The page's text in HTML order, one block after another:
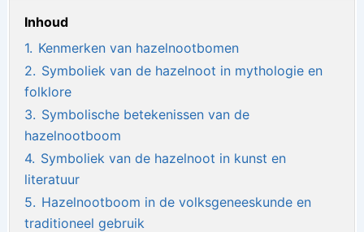
Inhoud
1. Kenmerken van hazelnootbomen
2. Symboliek van de hazelnoot in mythologie en
folklore
3. Symbolische betekenissen van de
hazelnootboom
4. Symboliek van de hazelnoot in kunst en
literatuur
5. Hazelnootboom in de volksgeneeskunde en
traditioneel gebruik